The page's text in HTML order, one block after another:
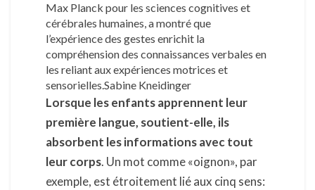
Max Planck pour les sciences cognitives et
cérébrales humaines, a montré que
l’expérience des gestes enrichit la
compréhension des connaissances verbales en
les reliant aux expériences motrices et
sensorielles.Sabine Kneidinger
Lorsque les enfants apprennent leur
première langue, soutient-elle, ils
absorbent les informations avec tout
leur corps. Un mot comme «oignon», par
exemple, est étroitement lié aux cinq sens: